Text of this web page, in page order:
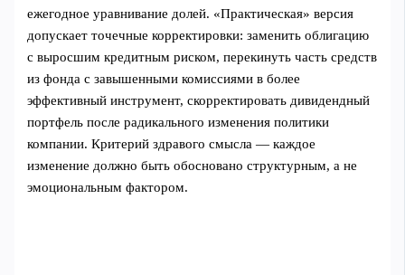
ежегодное уравнивание долей. «Практическая» версия
допускает точечные корректировки: заменить облигацию
с выросшим кредитным риском, перекинуть часть средств
из фонда с завышенными комиссиями в более
эффективный инструмент, скорректировать дивидендный
портфель после радикального изменения политики
компании. Критерий здравого смысла — каждое
изменение должно быть обосновано структурным, а не
эмоциональным фактором.